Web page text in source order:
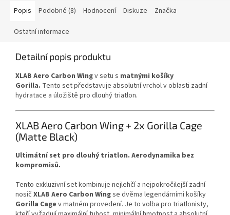
Popis Podobné (8) Hodnocení Diskuze Značka
Ostatní informace
Detailní popis produktu
XLAB Aero Carbon Wingv setu s matnými košíky
Gorilla. Tento set představuje absolutní vrchol v oblasti zadní
hydratace a úložiště pro dlouhý triatlon.
XLAB Aero Carbon Wing + 2x Gorilla Cage
(Matte Black)
Ultimátní set pro dlouhý triatlon. Aerodynamika bez
kompromisů.
Tento exkluzivní set kombinuje nejlehčí a nejpokročilejší zadní
nosič XLAB Aero Carbon Wingse dvěma legendárními košíky
Gorilla Cage v matném provedení. Je to volba pro triatlonisty,